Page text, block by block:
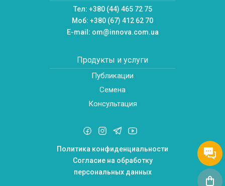
Тел: +380 (44) 465 72 75
Моб: +380 (67) 412 62 70
E-mail: om@innova.com.ua
Продукты и услуги
Публикации
Семена
Консультация
Политика конфиденциальности
Согласие на обработку
персональных данных